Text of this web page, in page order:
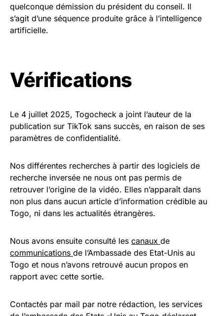
quelconque démission du président du conseil. Il
s’agit d’une séquence produite grâce à l’intelligence
artificielle.
Vérifications
Le 4 juillet 2025, Togocheck a joint l’auteur de la
publication sur TikTok sans succès, en raison de ses
paramètres de confidentialité.
Nos différentes recherches à partir des logiciels de
recherche inversée ne nous ont pas permis de
retrouver l’origine de la vidéo. Elles n’apparaît dans
non plus dans aucun article d’information crédible au
Togo, ni dans les actualités étrangères.
Nous avons ensuite consulté les canaux de
communications de l’Ambassade des Etat-Unis au
Togo et nous n’avons retrouvé aucun propos en
rapport avec cette sortie.
Contactés par mail par notre rédaction, les services